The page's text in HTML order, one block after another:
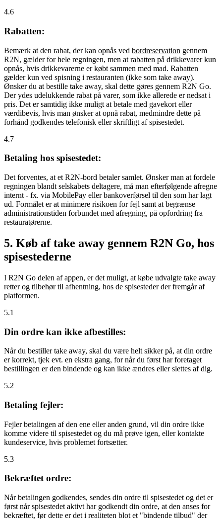
4.6
Rabatten:
Bemærk at den rabat, der kan opnås ved bordreservation gennem
R2N, gælder for hele regningen, men at rabatten på drikkevarer kun
opnås, hvis drikkevarerne er købt sammen med mad. Rabatten
gælder kun ved spisning i restauranten (ikke som take away).
Ønsker du at bestille take away, skal dette gøres gennem R2N Go.
Der ydes udelukkende rabat på varer, som ikke allerede er nedsat i
pris. Det er samtidig ikke muligt at betale med gavekort eller
værdibevis, hvis man ønsker at opnå rabat, medmindre dette på
forhånd godkendes telefonisk eller skriftligt af spisestedet.
4.7
Betaling hos spisestedet:
Det forventes, at et R2N-bord betaler samlet. Ønsker man at fordele
regningen blandt selskabets deltagere, må man efterfølgende afregne
internt - fx. via MobilePay eller bankoverførsel til den som har lagt
ud. Formålet er at minimere risikoen for fejl samt at begrænse
administrationstiden forbundet med afregning, på opfordring fra
restauratørerne.
5. Køb af take away gennem R2N Go, hos
spisestederne
I R2N Go delen af appen, er det muligt, at købe udvalgte take away
retter og tilbehør til afhentning, hos de spisesteder der fremgår af
platformen.
5.1
Din ordre kan ikke afbestilles:
Når du bestiller take away, skal du være helt sikker på, at din ordre
er korrekt, tjek evt. en ekstra gang, for når du først har foretaget
bestillingen er den bindende og kan ikke ændres eller slettes af dig.
5.2
Betaling fejler:
Fejler betalingen af den ene eller anden grund, vil din ordre ikke
komme videre til spisestedet og du må prøve igen, eller kontakte
kundeservice, hvis problemet fortsætter.
5.3
Bekræftet ordre:
Når betalingen godkendes, sendes din ordre til spisestedet og det er
først når spisestedet aktivt har godkendt din ordre, at den anses for
bekræftet, før dette er det i realiteten blot et "bindende tilbud" der